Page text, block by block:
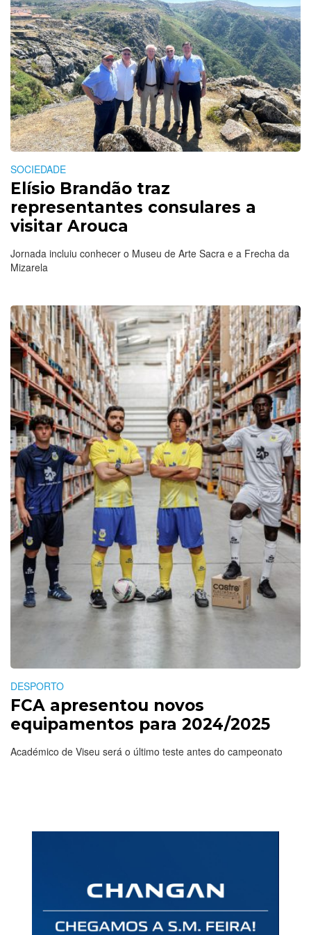
SOCIEDADE
Elísio Brandão traz
representantes consulares a
visitar Arouca
Jornada incluiu conhecer o Museu de Arte Sacra e a Frecha da
Mizarela
DESPORTO
FCA apresentou novos
equipamentos para 2024/2025
Académico de Viseu será o último teste antes do campeonato